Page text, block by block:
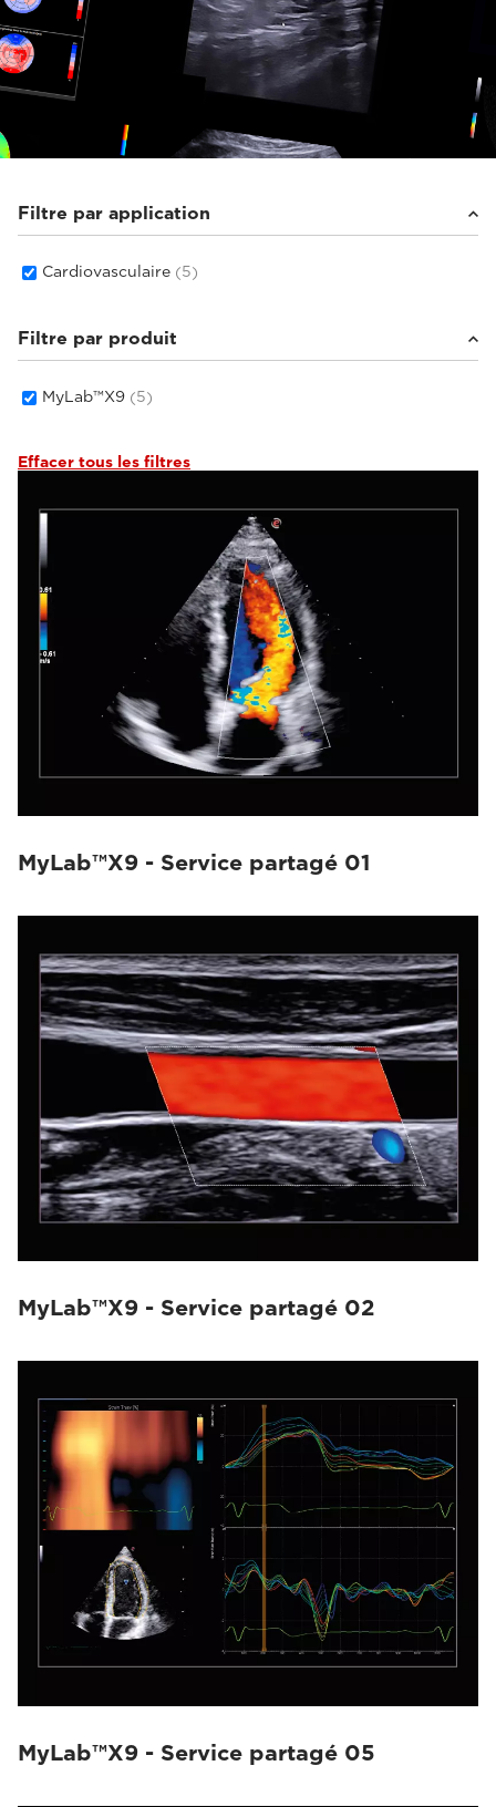
Filtre par application
Cardiovasculaire (5)
Filtre par produit
MyLab™X9 (5)
Effacer tous les filtres
MyLab™X9 - Service partagé 01
MyLab™X9 - Service partagé 02
MyLab™X9 - Service partagé 05